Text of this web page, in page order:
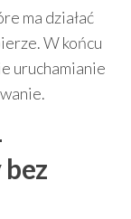
ma działać
W końcu
uruchamianie